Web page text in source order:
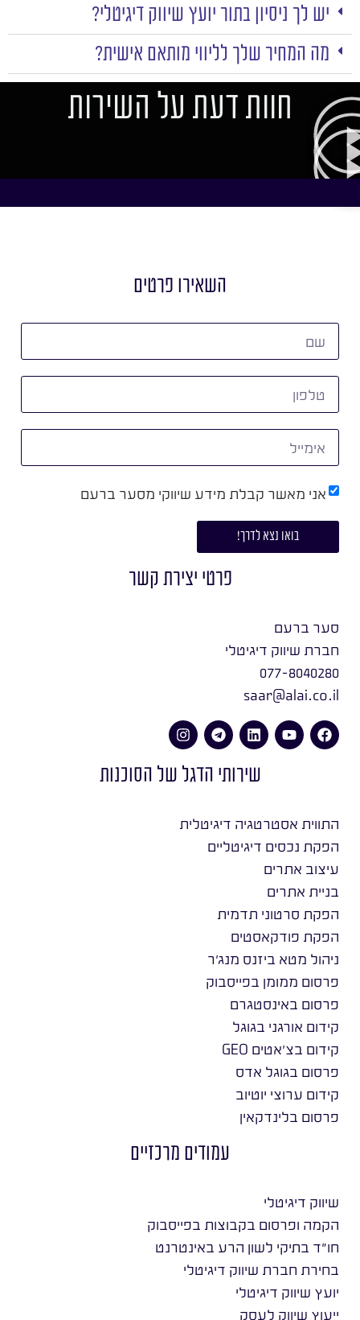
יש לך ניסיון בתור יועץ שיווק דיגיטלי?
מה המחיר שלך לליווי מותאם אישית?
חוות דעת על השירות
השאירו פרטים
אני מאשר קבלת מידע שיווקי מסער ברעם
בואו נצא לדרך!
פרטי יצירת קשר
סער ברעם
חברת שיווק דיגיטלי
077-8040280
saar@alai.co.il
שירותי הדגל של הסוכנות
התווית אסטרטגיה דיגיטלית
הפקת נכסים דיגיטליים
עיצוב אתרים
בניית אתרים
הפקת סרטוני תדמית
הפקת פודקאסטים
ניהול מטא ביזנס מנג׳ר
פרסום ממומן בפייסבוק
פרסום באינסטגרם
קידום אורגני בגוגל
קידום בצ׳אטים GEO
פרסום בגוגל אדס
קידום ערוצי יוטיוב
פרסום בלינדקאין
עמודים מרכזיים
שיווק דיגיטלי
הקמה ופרסום בקבוצות בפייסבוק
חו״ד בתיקי לשון הרע באינטרנט
בחירת חברת שיווק דיגיטלי
יועץ שיווק דיגיטלי
ייעוץ שיווק לעסק